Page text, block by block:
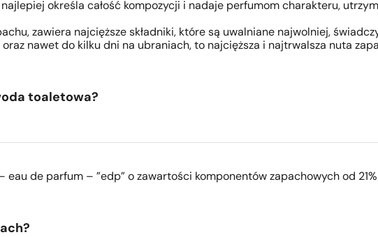
określa całość kompozycji i nadaje perfumom charakteru,
zawiera najcięższe składniki, które są uwalniane najwolniej,
nawet do kilku dni na ubraniach, to najcięższa i najtrwalsza nuta
toaletowa?
de parfum – ”edp” o zawartości komponentów zapachowych od